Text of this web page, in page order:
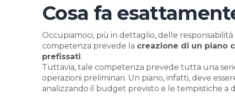
Cosa fa
Occupiamoci, più in dettaglio, delle
competenza prevede la creazione di un piano
prefissati.
Tuttavia, tale competenza prevede tutta una
operazioni preliminari. Un piano, infatti, deve
analizzando il budget previsto e le tempistiche a